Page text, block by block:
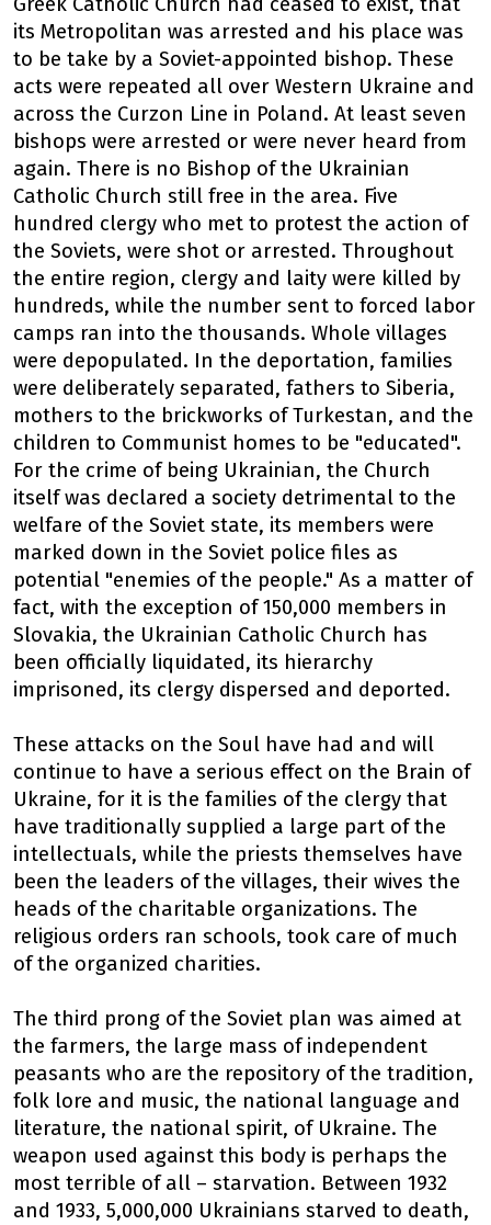
its Metropolitan was arrested and his place was
to be take by a Soviet-appointed bishop. These
acts were repeated all over Western Ukraine and
across the Curzon Line in Poland. At least seven
bishops were arrested or were never heard from
again. There is no Bishop of the Ukrainian
Catholic Church still free in the area. Five
hundred clergy who met to protest the action of
the Soviets, were shot or arrested. Throughout
the entire region, clergy and laity were killed by
hundreds, while the number sent to forced labor
camps ran into the thousands. Whole villages
were depopulated. In the deportation, families
were deliberately separated, fathers to Siberia,
mothers to the brickworks of Turkestan, and the
children to Communist homes to be "educated".
For the crime of being Ukrainian, the Church
itself was declared a society detrimental to the
welfare of the Soviet state, its members were
marked down in the Soviet police files as
potential "enemies of the people." As a matter of
fact, with the exception of 150,000 members in
Slovakia, the Ukrainian Catholic Church has
been officially liquidated, its hierarchy
imprisoned, its clergy dispersed and deported.
These attacks on the Soul have had and will
continue to have a serious effect on the Brain of
Ukraine, for it is the families of the clergy that
have traditionally supplied a large part of the
intellectuals, while the priests themselves have
been the leaders of the villages, their wives the
heads of the charitable organizations. The
religious orders ran schools, took care of much
of the organized charities.
The third prong of the Soviet plan was aimed at
the farmers, the large mass of independent
peasants who are the repository of the tradition,
folk lore and music, the national language and
literature, the national spirit, of Ukraine. The
weapon used against this body is perhaps the
most terrible of all – starvation. Between 1932
and 1933, 5,000,000 Ukrainians starved to death,